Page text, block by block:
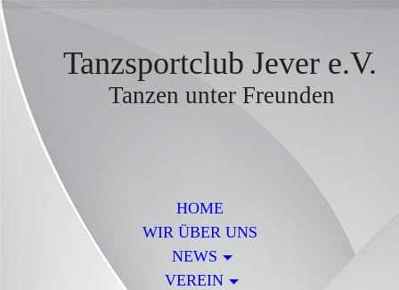
Tanzsportclub Jever e.V.
Tanzen unter Freunden
HOME
WIR ÜBER UNS
NEWS
VEREIN